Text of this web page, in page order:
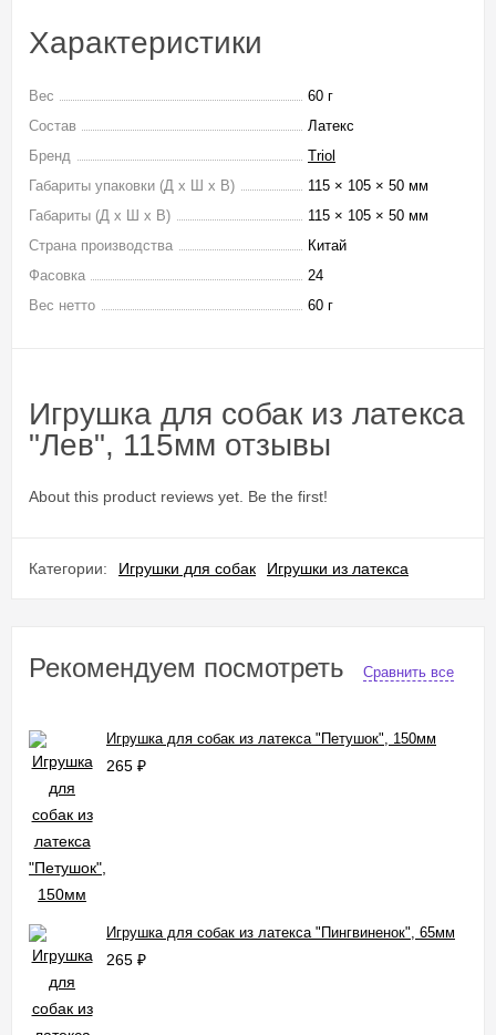
Характеристики
Вес
60 г
Состав
Латекс
Бренд
Triol
Габариты упаковки (Д х Ш х В)
115 × 105 × 50 мм
Габариты (Д х Ш х В)
115 × 105 × 50 мм
Страна производства
Китай
Фасовка
24
Вес нетто
60 г
Игрушка для собак из латекса
"Лев", 115мм отзывы
About this product reviews yet. Be the first!
Категории: Игрушки для собак Игрушки из латекса
Рекомендуем посмотреть Сравнить все
Игрушка для собак из латекса "Петушок", 150мм
265 ₽
Игрушка для собак из латекса "Пингвиненок", 65мм
265 ₽